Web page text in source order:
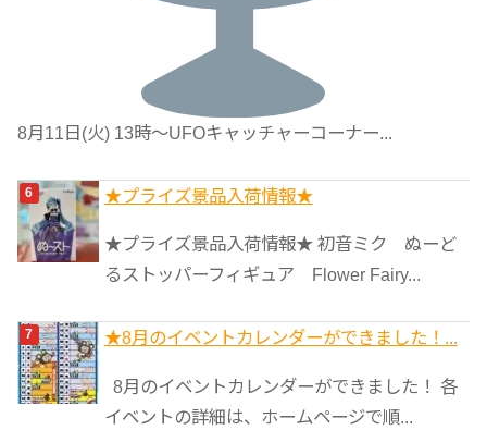
8月11日(火) 13時〜UFOキャッチャーコーナー...
★プライズ景品入荷情報★
★プライズ景品入荷情報★ 初音ミク ぬーど
るストッパーフィギュア Flower Fairy...
★8月のイベントカレンダーができました！...
8月のイベントカレンダーができました！ 各
イベントの詳細は、ホームページで順...